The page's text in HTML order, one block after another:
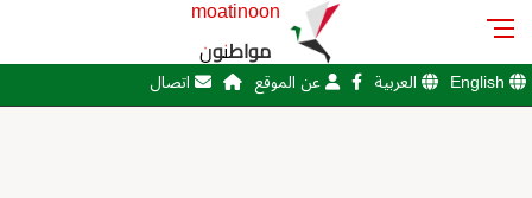
moatinoon
مواطنون
English العربية عن الموقع اتصال